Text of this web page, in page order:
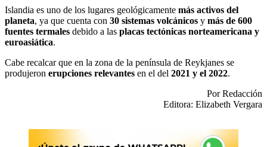
Islandia es uno de los lugares geológicamente más activos del
planeta, ya que cuenta con 30 sistemas volcánicos y más de 600
fuentes termales debido a las placas tectónicas norteamericana y
euroasiática.
Cabe recalcar que en la zona de la península de Reykjanes se
produjeron erupciones relevantes en el del 2021 y el 2022.
Por Redacción
Editora: Elizabeth Vergara